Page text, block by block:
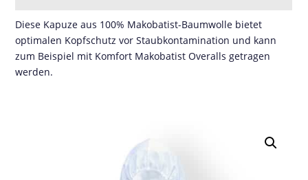
Diese Kapuze aus 100% Makobatist-Baumwolle bietet
optimalen Kopfschutz vor Staubkontamination und kann
zum Beispiel mit Komfort Makobatist Overalls getragen
werden.